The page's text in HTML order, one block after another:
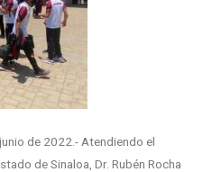
de 2022.- Atendiendo el
de Sinaloa, Dr. Rubén Rocha